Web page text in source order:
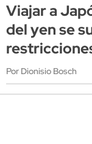
Viajar a
del yen se
Por Dionisio Bosch